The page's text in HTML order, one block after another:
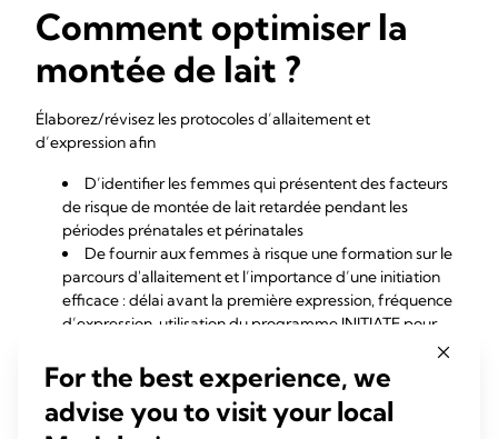
Comment optimiser la
montée de lait ?
Élaborez/révisez les protocoles d’allaitement et
d’expression afin
D’identifier les femmes qui présentent des facteurs
de risque de montée de lait retardée pendant les
périodes prénatales et périnatales
De fournir aux femmes à risque une formation sur le
parcours d'allaitement et l’importance d’une initiation
efficace : délai avant la première expression, fréquence
d’expression, utilisation du programme INITIATE pour
ajustées.
De mettre en œuvre et d'aider les mères à
exprimer le lait rapidement dans les 3 heures qui
For the best experience, we
advise you to visit your local